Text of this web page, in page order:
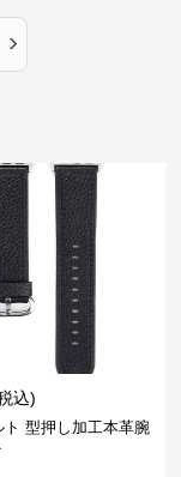
›
込)
ト 型押し加工本革腕